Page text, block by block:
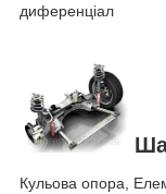
диференціал
Кульова опора,